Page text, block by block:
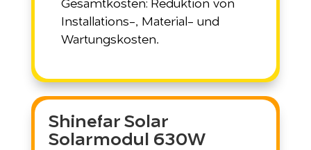
Gesamtkosten: Reduktion von
Installations-, Material- und
Wartungskosten.
Shinefar Solar
Solarmodul 630W